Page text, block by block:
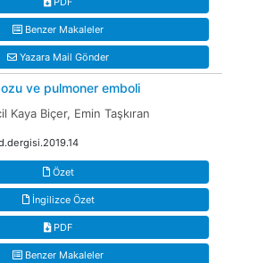
Benzer Makaleler
Yazara Mail Gönder
ve pulmoner emboli
Kaya Biçer, Emin Taşkıran
Özet
İngilizce Özet
PDF
Benzer Makaleler